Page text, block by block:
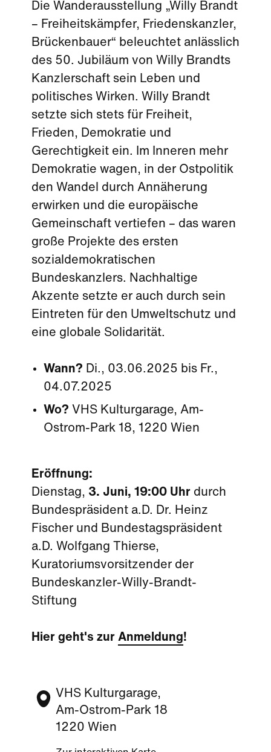
VHS Kulturgarage,
Am-Ostrom-Park 18
1220 Wien
Die Wanderausstellung „Willy Brandt
– Freiheitskämpfer, Friedenskanzler,
Brückenbauer“ beleuchtet anlässlich
des 50. Jubiläum von Willy Brandts
Kanzlerschaft sein Leben und
politisches Wirken. Willy Brandt
setzte sich stets für Freiheit,
Frieden, Demokratie und
Gerechtigkeit ein. Im Inneren mehr
Demokratie wagen, in der Ostpolitik
den Wandel durch Annäherung
erwirken und die europäische
Gemeinschaft vertiefen – das waren
große Projekte des ersten
sozialdemokratischen
Bundeskanzlers. Nachhaltige
Akzente setzte er auch durch sein
Eintreten für den Umweltschutz und
eine globale Solidarität.
Wann? Di., 03.06.2025 bis Fr.,
04.07.2025
Wo? VHS Kulturgarage, Am-
Ostrom-Park 18, 1220 Wien
Eröffnung:
Dienstag, 3. Juni, 19:00 Uhr durch
Bundespräsident a.D. Dr. Heinz
Fischer und Bundestagspräsident
a.D. Wolfgang Thierse,
Kuratoriumsvorsitzender der
Bundeskanzler-Willy-Brandt-
Stiftung
Hier geht's zur Anmeldung!